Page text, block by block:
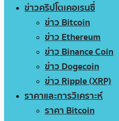
ข่าวคริปโตเคอเรนซี่
ข่าว Bitcoin
ข่าว Ethereum
ข่าว Binance Coin
ข่าว Dogecoin
ข่าว Ripple (XRP)
ราคาและการวิเคราะห์
ราคา Bitcoin